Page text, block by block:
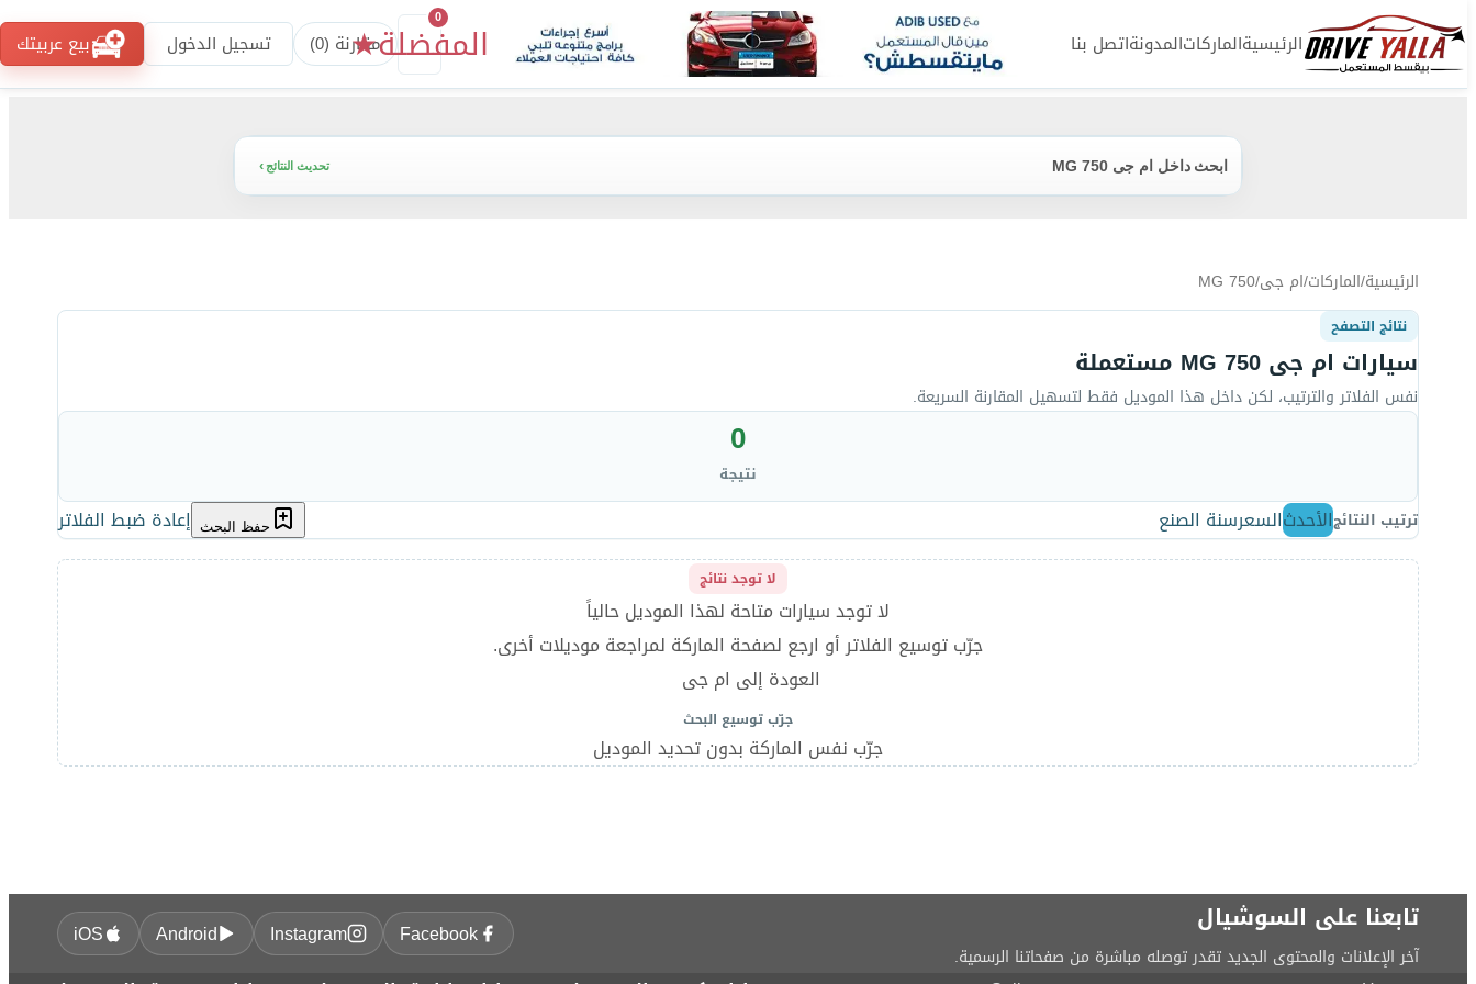
الرئيسيةالماركاتالمدونةاتصل بنا المفضلة
0
★
مقارنة (0
) تسجيل الدخول بيع عربيتك
ابحث داخل ام جى MG 750 تحديث النتائج
الرئيسية/الماركات/ام جى/
MG 750
نتائج التصفح
سيارات ام جى MG 750 مستعملة
نفس الفلاتر والترتيب، لكن داخل هذا الموديل فقط لتسهيل المقارنة السريعة.
0
نتيجة
ترتيب النتائجالأحدثالسعرسنة الصنع حفظ البحث إعادة ضبط الفلاتر
لا توجد نتائج
لا توجد سيارات متاحة لهذا الموديل حالياً
جرّب توسيع الفلاتر أو ارجع لصفحة الماركة لمراجعة موديلات أخرى.
العودة إلى ام جى
جرّب توسيع البحث
جرّب نفس الماركة بدون تحديد الموديل
تابعنا على السوشيال
آخر الإعلانات والمحتوى الجديد تقدر توصله مباشرة من صفحاتنا الرسمية.
Facebook
Instagram
Android
iOS